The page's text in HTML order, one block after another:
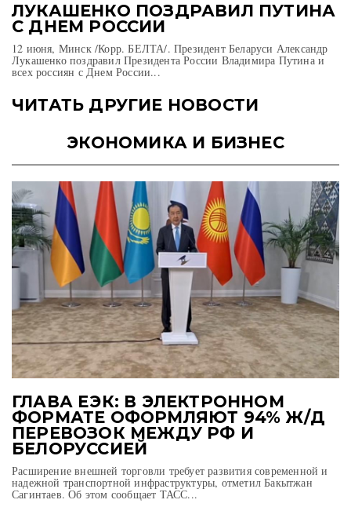
ЛУКАШЕНКО ПОЗДРАВИЛ ПУТИНА
С ДНЕМ РОССИИ
12 июня, Минск /Корр. БЕЛТА/. Президент Беларуси Александр
Лукашенко поздравил Президента России Владимира Путина и
всех россиян с Днем России...
ЧИТАТЬ ДРУГИЕ НОВОСТИ
ЭКОНОМИКА И БИЗНЕС
ГЛАВА ЕЭК: В ЭЛЕКТРОННОМ
ФОРМАТЕ ОФОРМЛЯЮТ 94% Ж/Д
ПЕРЕВОЗОК МЕЖДУ РФ И
БЕЛОРУССИЕЙ
Расширение внешней торговли требует развития современной и
надежной транспортной инфраструктуры, отметил Бакытжан
Сагинтаев. Об этом сообщает ТАСС...